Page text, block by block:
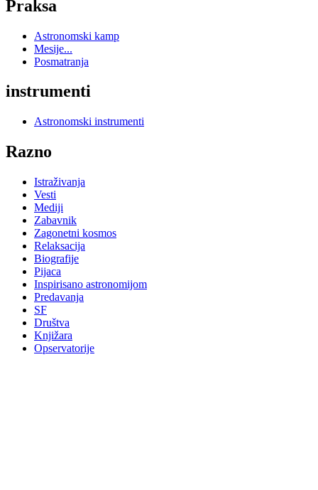
Praksa
Astronomski kamp
Mesije...
Posmatranja
instrumenti
Astronomski instrumenti
Razno
Istraživanja
Vesti
Mediji
Zabavnik
Zagonetni kosmos
Relaksacija
Biografije
Pijaca
Inspirisano astronomijom
Predavanja
SF
Društva
Knjižara
Opservatorije